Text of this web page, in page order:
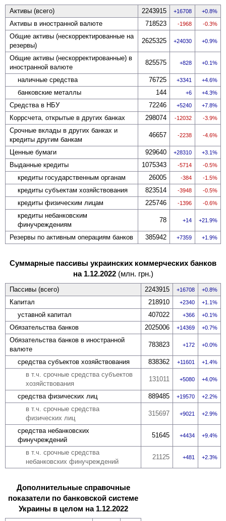
Активы (всего) 2243915 16708 0.8%
Активы в иностранной валюте 718523 -1968 -0.3%
Общие активы (не­скорректированные на
резервы)
2625325 24030 0.9%
Общие активы (не­скорректированные) в
иностранной валюте
825575 828 0.1%
наличные средства 76725 3341 4.6%
банковские металлы 144 6 4.3%
Средства в НБУ 72246 5240 7.8%
Коррсчета, открытые в других банках 298074 -12032 -3.9%
Срочные вклады в других банках и
кредиты другим банкам
46657 -2238 -4.6%
Ценные бумаги 929640 28310 3.1%
Выданные кредиты 1075343 -5714 -0.5%
кредиты государственным органам 26005 -384 -1.5%
кредиты субъектам хозяй­ствования 823514 -3948 -0.5%
кредиты физи­ческим лицам 225746 -1396 -0.6%
кредиты небанковским
финучреждениям
78 14 21.9%
Резервы по активным операциям банков 385942 7359 1.9%
Суммарные пассивы украинских коммерческих банков
на 1.12.2022 (млн. грн.)
Пассивы (всего) 2243915 16708 0.8%
Капитал 218910 2340 1.1%
уставной капитал 407022 366 0.1%
Обяза­тельства банков 2025006 14369 0.7%
Обяза­тельства банков в иностранной
валюте
783823 172 0.0%
средства субъектов хозяй­ствования 838362 11601 1.4%
в т.ч. срочные средства субъектов
хозяй­ствования
131011 5080 4.0%
средства физических лиц 889485 19570 2.2%
в т.ч. срочные средства
физических лиц
315697 9021 2.9%
средства небанковских
финучреждений
51645 4434 9.4%
в т.ч. срочные средства
небанковских финучреждений
21125 481 2.3%
Дополнительные справочные
показатели по банковской системе
Украины в целом на 1.12.2022